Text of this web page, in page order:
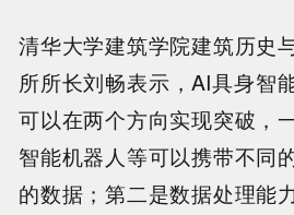
清华大学建筑学院建筑历史
所所长刘畅表示，AI具身智
可以在两个方向实现突破，
智能机器人等可以携带不同
的数据；第二是数据处理能